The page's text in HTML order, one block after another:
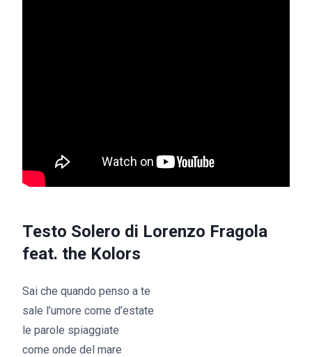
Testo Solero di Lorenzo Fragola
feat. the Kolors
Sai che quando penso a te
sale l’umore come d’estate
le parole spiaggiate
come onde del mare